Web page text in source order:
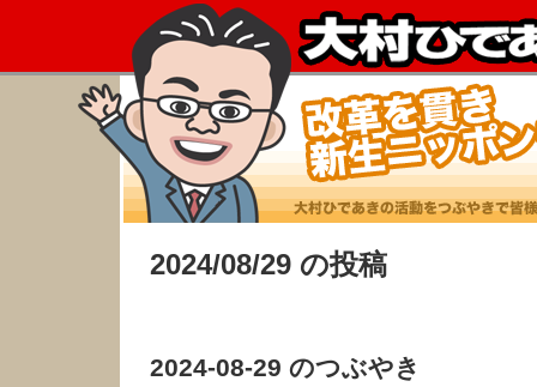
2024/08/29 の投稿
2024-08-29 のつぶやき